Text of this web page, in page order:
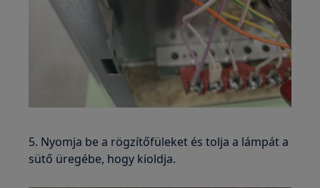
5. Nyomja be a rögzítőfüleket és tolja a lámpát a
sütő üregébe, hogy kioldja.